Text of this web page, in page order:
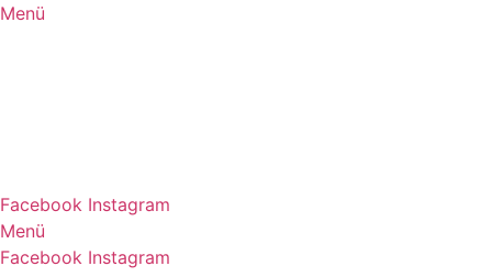
Zum
Menü
Facebook Instagram
Menü
Facebook Instagram